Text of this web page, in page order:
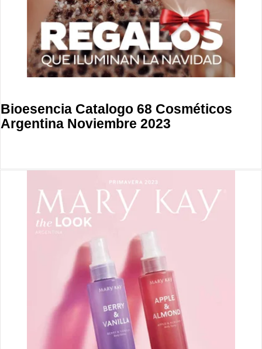
Bioesencia Catalogo 68 Cosméticos
Argentina Noviembre 2023